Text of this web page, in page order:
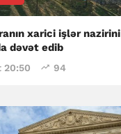
xarici işlər nazirini
dəvət edib
20:50 94